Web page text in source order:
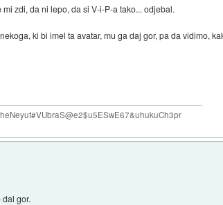
zdi, da ni lepo, da si V-i-P-a tako... odjebal.
ki bi imel ta avatar, mu ga daj gor, pa da vidimo,
gor.